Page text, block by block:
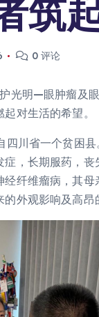
筑
0 评论
光明—眼肿瘤及
对生活的希望。
四川省一个贫困
，长期服药，
纤维瘤病，其
外观影响及高